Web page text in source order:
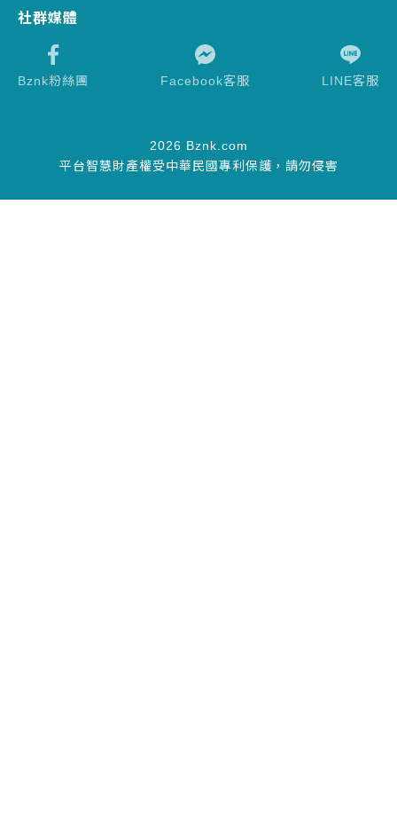
社群媒體
Bznk粉絲團 Facebook客服 LINE客服
2026 Bznk.com
平台智慧財產權受中華民國專利保護，請勿侵害